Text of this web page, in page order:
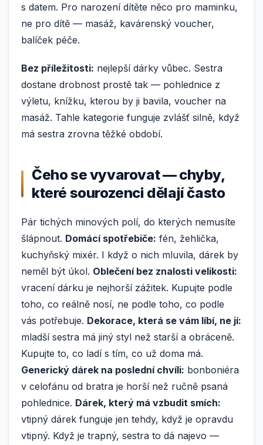
s datem. Pro narození dítěte něco pro maminku,
ne pro dítě — masáž, kavárenský voucher,
balíček péče.
Bez příležitosti: nejlepší dárky vůbec. Sestra
dostane drobnost prostě tak — pohlednice z
výletu, knížku, kterou by ji bavila, voucher na
masáž. Tahle kategorie funguje zvlášť silně, když
má sestra zrovna těžké období.
Čeho se vyvarovat — chyby,
které sourozenci dělají často
Pár tichých minových polí, do kterých nemusíte
šlápnout. Domácí spotřebiče: fén, žehlička,
kuchyňský mixér. I když o nich mluvila, dárek by
neměl být úkol. Oblečení bez znalosti velikosti:
vracení dárku je nejhorší zážitek. Kupujte podle
toho, co reálně nosí, ne podle toho, co podle
vás potřebuje. Dekorace, která se vám líbí, ne jí:
mladší sestra má jiný styl než starší a obráceně.
Kupujte to, co ladí s tím, co už doma má.
Generický dárek na poslední chvíli: bonboniéra
v celofánu od bratra je horší než ručně psaná
pohlednice. Dárek, který má vzbudit smích:
vtipný dárek funguje jen tehdy, když je opravdu
vtipný. Když je trapný, sestra to dá najevo —